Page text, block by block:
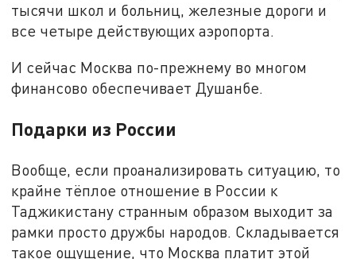
тысячи школ и больниц, железные дороги и
все четыре действующих аэропорта.
И сейчас Москва по-прежнему во многом
финансово обеспечивает Душанбе.
Подарки из России
Вообще, если проанализировать ситуацию, то
крайне тёплое отношение в России к
Таджикистану странным образом выходит за
рамки просто дружбы народов. Складывается
такое ощущение, что Москва платит этой